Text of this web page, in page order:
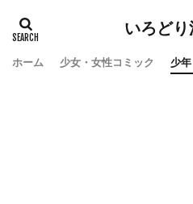
いろど
ホーム 少女・女性コミック 少